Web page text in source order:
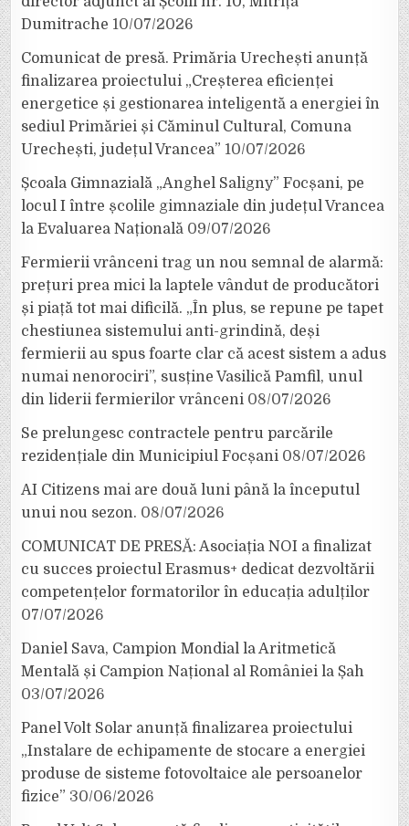
Dumitrache 10/07/2026
Comunicat de presă. Primăria Urechești anunță
finalizarea proiectului „Creșterea eficienței
energetice și gestionarea inteligentă a energiei în
sediul Primăriei și Căminul Cultural, Comuna
Urechești, județul Vrancea” 10/07/2026
Școala Gimnazială „Anghel Saligny” Focșani, pe
locul I între școlile gimnaziale din județul Vrancea
la Evaluarea Națională 09/07/2026
Fermierii vrânceni trag un nou semnal de alarmă:
prețuri prea mici la laptele vândut de producători
și piață tot mai dificilă. „În plus, se repune pe tapet
chestiunea sistemului anti-grindină, deși
fermierii au spus foarte clar că acest sistem a adus
numai nenorociri”, susține Vasilică Pamfil, unul
din liderii fermierilor vrânceni 08/07/2026
Se prelungesc contractele pentru parcările
rezidențiale din Municipiul Focșani 08/07/2026
AI Citizens mai are două luni până la începutul
unui nou sezon. 08/07/2026
COMUNICAT DE PRESĂ: Asociația NOI a finalizat
cu succes proiectul Erasmus+ dedicat dezvoltării
competențelor formatorilor în educația adulților
07/07/2026
Daniel Sava, Campion Mondial la Aritmetică
Mentală și Campion Național al României la Șah
03/07/2026
Panel Volt Solar anunță finalizarea proiectului
„Instalare de echipamente de stocare a energiei
produse de sisteme fotovoltaice ale persoanelor
fizice” 30/06/2026